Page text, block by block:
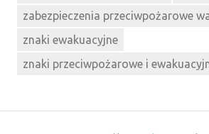
zabezpieczenia przeciwpożarowe
znaki ewakuacyjne
znaki przeciwpożarowe i